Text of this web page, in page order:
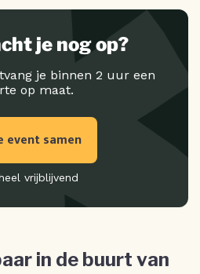
je nog op?
je binnen 2 uur een
op maat.
event samen
vrijblijvend
in de buurt van